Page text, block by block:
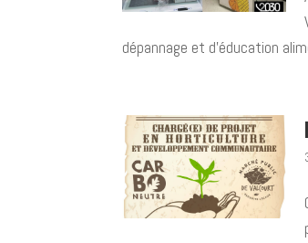
dépannage et d’éducation